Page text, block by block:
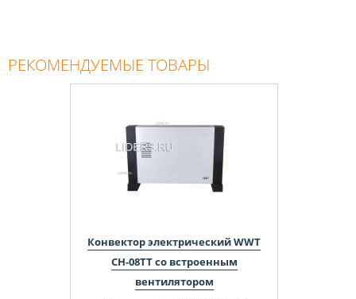
РЕКОМЕНДУЕМЫЕ ТОВАРЫ
Конвектор электрический WWT
CH-08TT со встроенным
вентилятором